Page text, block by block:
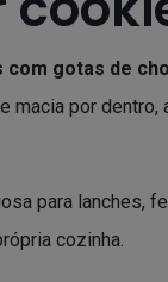
gotas de
macia por
para lanches,
cozinha.